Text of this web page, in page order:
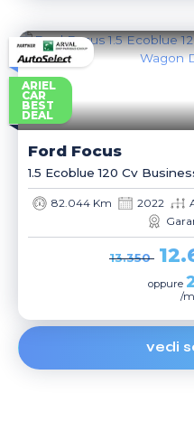
ARIEL
CAR
BEST
DEAL
Ford Focus
1.5 Ecoblue 120 Cv
82.044 Km 2022
13.350
oppure
/
vedi